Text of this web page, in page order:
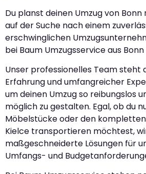
Du planst deinen Umzug von
auf der Suche nach einem
erschwinglichen
bei Baum Umzugsservice aus
Unser professionelles Team steht
Erfahrung und umfangreicher
um deinen Umzug so reibungslos
möglich zu gestalten. Egal, ob du
Möbelstücke oder den
Kielce transportieren möchtest,
maßgeschneiderte Lösungen für
Umfangs- und